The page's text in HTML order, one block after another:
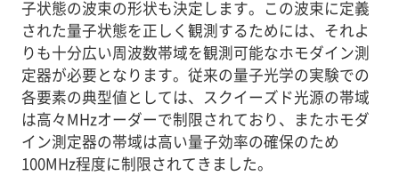
子状態の波束の形状も決定します。この波束に定義
された量子状態を正しく観測するためには、それよ
りも十分広い周波数帯域を観測可能なホモダイン測
定器が必要となります。従来の量子光学の実験での
各要素の典型値としては、スクイーズド光源の帯域
は高々MHzオーダーで制限されており、またホモダ
イン測定器の帯域は高い量子効率の確保のため
100MHz程度に制限されてきました。